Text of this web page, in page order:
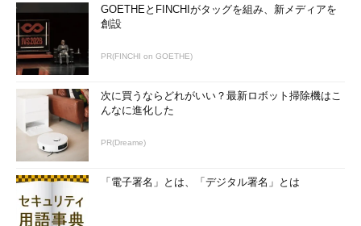
GOETHEとFINCHIがタッグを組み、新メディアを
創設
PR(FINCHI on GOETHE)
次に買うならどれがいい？最新ロボット掃除機はこ
んなに進化した
PR(Dreame)
「電子署名」とは、「デジタル署名」とは